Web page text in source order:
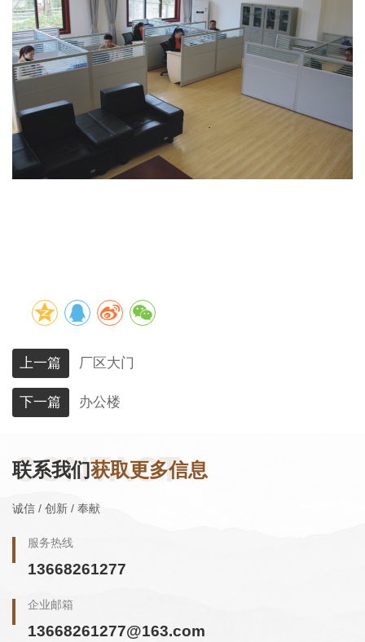
上一篇 厂区大门
下一篇 办公楼
CONTACT
联系我们获取更多信息
诚信 / 创新 / 奉献
服务热线
13668261277
企业邮箱
13668261277@163.com